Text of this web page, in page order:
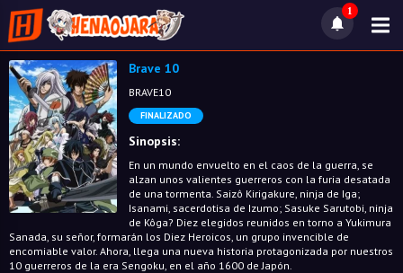
1
Brave 10
BRAVE10
FINALIZADO
Sinopsis:
En un mundo envuelto en el caos de la guerra, se
alzan unos valientes guerreros con la furia desatada
de una tormenta. Saizô Kirigakure, ninja de Iga;
Isanami, sacerdotisa de Izumo; Sasuke Sarutobi, ninja
de Kôga? Diez elegidos reunidos en torno a Yukimura
Sanada, su señor, formarán los Diez Heroicos, un grupo invencible de
encomiable valor. Ahora, llega una nueva historia protagonizada por nuestros
10 guerreros de la era Sengoku, en el año 1600 de Japón.